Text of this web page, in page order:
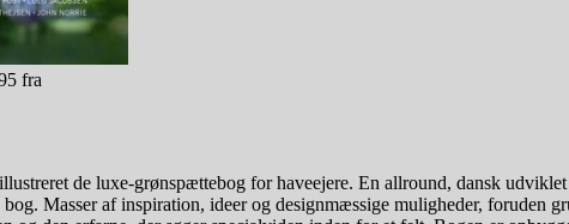
fra
de luxe-grønspættebog for haveejere. En allround, dansk
Masser af inspiration, ideer og designmæssige muligheder, foruden